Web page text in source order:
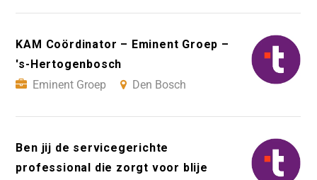
KAM Coördinator – Eminent Groep –
's-Hertogenbosch
Eminent Groep
Den Bosch
Ben jij de servicegerichte
professional die zorgt voor blije